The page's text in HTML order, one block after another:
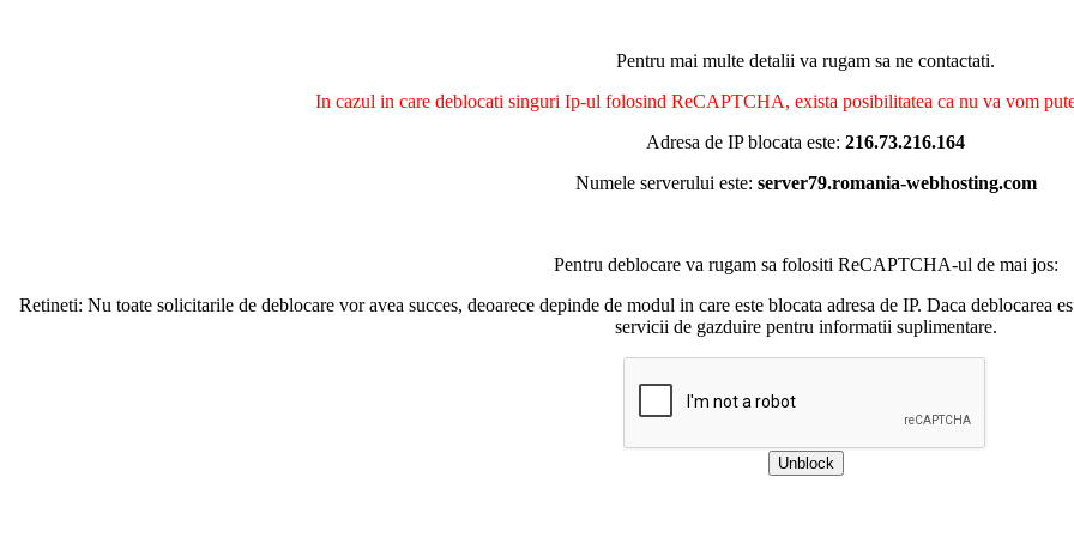
Pentru mai multe detalii va rugam sa ne contactati.
In cazul in care deblocati singuri Ip-ul folosind ReCAPTCHA, exista posibilitatea ca nu va vom
Adresa de IP blocata este: 216.73.216.164
Numele serverului este: server79.romania-webhosting.com
Pentru deblocare va rugam sa folositi ReCAPTCHA-ul de mai jos:
Retineti: Nu toate solicitarile de deblocare vor avea succes, deoarece depinde de modul in care este blocata adresa de IP. Daca deblocarea
servicii de gazduire pentru informatii suplimentare.